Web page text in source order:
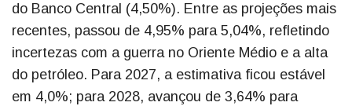
do Banco Central (4,50%). Entre as projeções mais
recentes, passou de 4,95% para 5,04%, refletindo
incertezas com a guerra no Oriente Médio e a alta
do petróleo. Para 2027, a estimativa ficou estável
em 4,0%; para 2028, avançou de 3,64% para